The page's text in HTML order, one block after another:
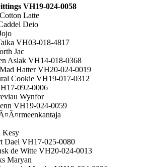
VH19-024-0058
Latte
Deio
VH03-018-4817
Jac
Aslak VH14-018-0368
Hatter VH20-024-0019
Cookie VH19-017-0312
092-0006
Wynfor
VH19-024-0059
Kesy
Dael VH17-025-0080
de Witte VH20-024-0013
Maryan